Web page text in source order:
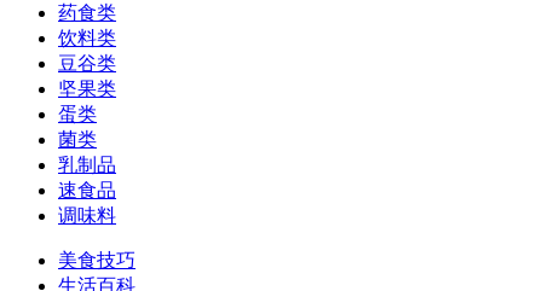
药食类
饮料类
豆谷类
坚果类
蛋类
菌类
乳制品
速食品
调味料
美食技巧
生活百科